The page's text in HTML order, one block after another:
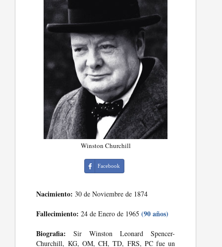
Winston Churchill
Facebook
Nacimiento: 30 de Noviembre de 1874
Fallecimiento: 24 de Enero de 1965(90 años)
Biografia: Sir Winston Leonard Spencer-
Churchill, KG, OM, CH, TD, FRS, PC fue un